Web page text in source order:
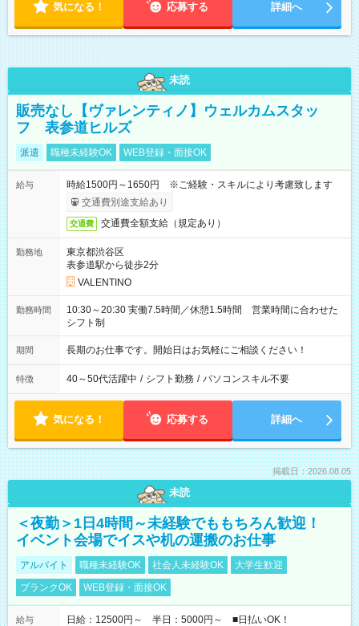
気になる！ 応募する 詳細へ
未読
販売なし【ヴァレンティノ】ウェルカムスタッ
フ 表参道ヒルズ
派遣 職種未経験OK WEB登録・面接OK
給与
時給1500円～1650円 ※ご経験・スキルにより考慮致します
交通費別途支給あり
交通費 交通費全額支給（規定あり）
勤務地
東京都渋谷区
表参道駅から徒歩2分
VALENTINO
勤務時間
10:30～20:30 実働7.5時間／休憩1.5時間 営業時間に合わせた
シフト制
期間 長期のお仕事です。開始日はお気軽にご相談ください！
特徴 40～50代活躍中 / シフト勤務 / パソコンスキル不要
気になる！ 応募する 詳細へ
掲載日：2026.08.05
未読
＜夜勤＞1日4時間～未経験でももちろん歓迎！
イベント会場でイスや机の運搬のお仕事
アルバイト 職種未経験OK 社会人未経験OK
大学生歓迎
ブランクOK
WEB登録・面接OK
給与
日給：12500円～ 半日：5000円～ ■日払いOK！